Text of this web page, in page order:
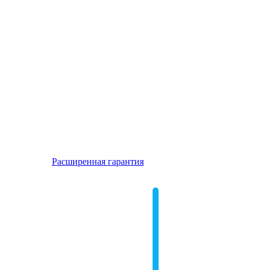
Расширенная гарантия